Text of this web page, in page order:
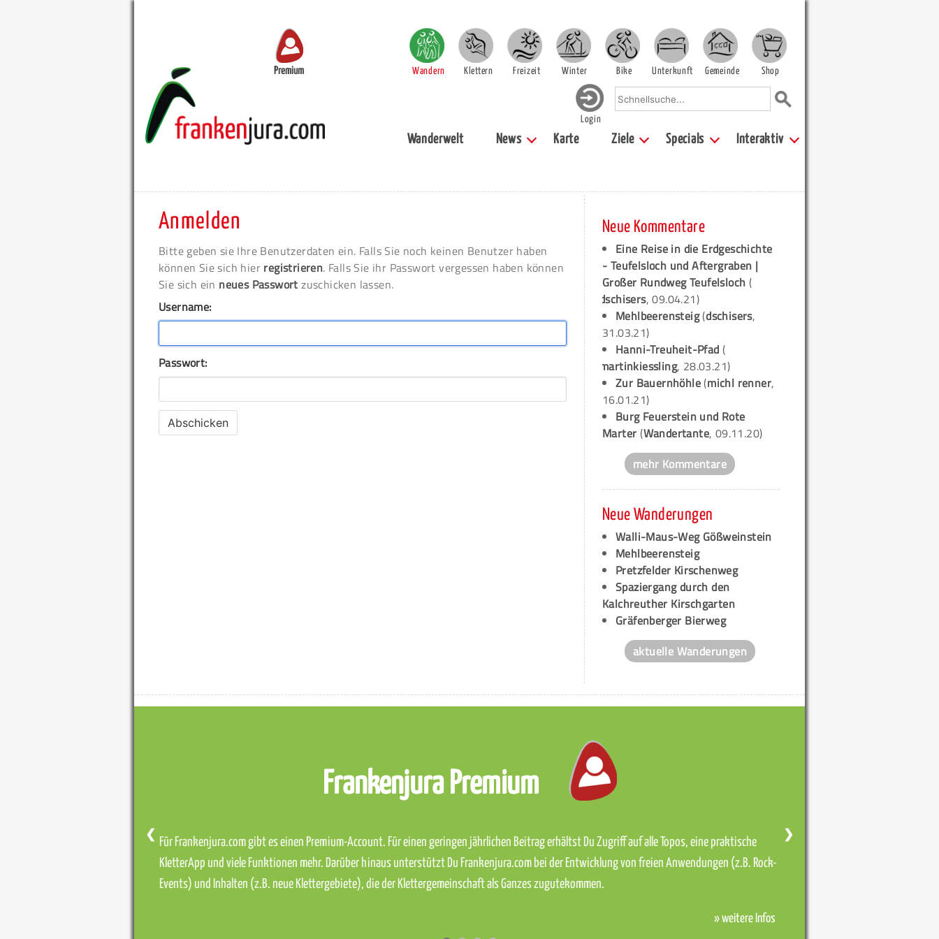
Premium Wandern Klettern Freizeit Winter Bike Unterkunft Gemeinde Shop
Login
Wanderwelt News Karte Ziele Specials Interaktiv
Anmelden
Bitte geben sie Ihre Benutzerdaten ein. Falls Sie noch keinen Benutzer haben
können Sie sich hier registrieren. Falls Sie ihr Passwort vergessen haben können
Sie sich ein neues Passwort zuschicken lassen.
Username:
Passwort:
Neue Kommentare
Eine Reise in die Erdgeschichte
- Teufelsloch und Aftergraben |
Großer Rundweg Teufelsloch (
dschisers, 09.04.21)
Mehlbeerensteig(dschisers,
31.03.21)
Hanni-Treuheit-Pfad (
martinkiessling, 28.03.21)
Zur Bauernhöhle(michl renner,
16.01.21)
Burg Feuerstein und Rote
Marter (Wandertante, 09.11.20)
mehr Kommentare
Neue Wanderungen
Walli-Maus-Weg Gößweinstein
Mehlbeerensteig
Pretzfelder Kirschenweg
Spaziergang durch den
Kalchreuther Kirschgarten
Gräfenberger Bierweg
aktuelle Wanderungen
Frankenjura Premium
Für Frankenjura.com gibt es einen Premium-Account. Für einen geringen jährlichen Beitrag erhältst Du Zugriff auf alle Topos, eine praktische
KletterApp und viele Funktionen mehr. Darüber hinaus unterstützt Du Frankenjura.com bei der Entwicklung von freien Anwendungen (z.B. Rock-
Events) und Inhalten (z.B. neue Klettergebiete), die der Klettergemeinschaft als Ganzes zugutekommen.
» weitere Infos
❮ ❯